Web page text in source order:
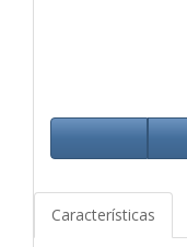
Características